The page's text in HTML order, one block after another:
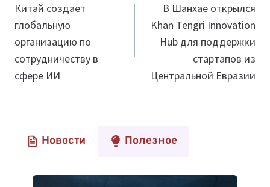
по
записям
Китай создает
глобальную
организацию по
сотрудничеству в
сфере ИИ
В Шанхае открылся
Khan Tengri Innovation
Hub для поддержки
стартапов из
Центральной Евразии
Новости Полезное